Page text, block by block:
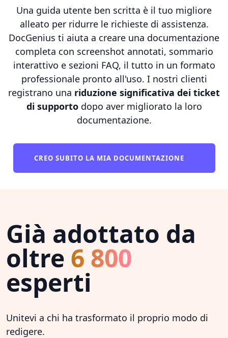
Una guida utente ben scritta è il tuo migliore
alleato per ridurre le richieste di assistenza.
DocGenius ti aiuta a creare una documentazione
completa con screenshot annotati, sommario
interattivo e sezioni FAQ, il tutto in un formato
professionale pronto all'uso. I nostri clienti
registrano una riduzione significativa dei ticket
di supportodopo aver migliorato la loro
documentazione.
CREO SUBITO LA MIA DOCUMENTAZIONE
Già adottato da
oltre 6 800
esperti
Unitevi a chi ha trasformato il proprio modo di
redigere.